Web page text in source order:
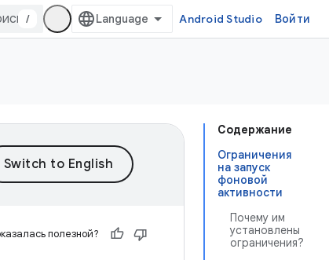
/ Android Studio Войти
Содержание
Ограничения
на запуск
фоновой
активности
Почему им
установлены
ограничения?
полезной?